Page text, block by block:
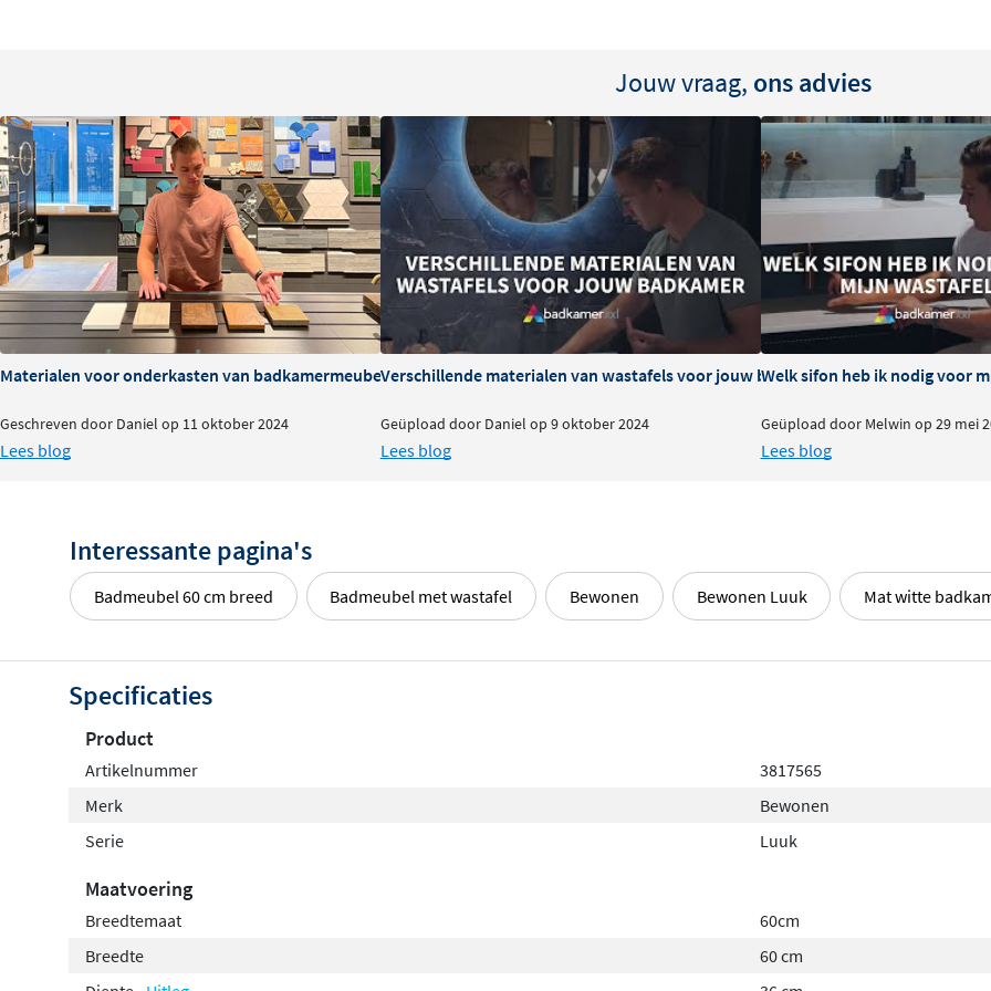
Jouw vraag, ons advies
Materialen voor onderkasten van badkamermeubels: voor- en nadelen
Geschreven door Daniel op 11 oktober 2024
Lees blog
Verschillende materialen van wastafels voor jouw badkamer
Geüpload door Daniel op 9 oktober 2024
Lees blog
Welk sifon heb ik nodig voor
Geüpload door Melwin op 29 mei
Lees blog
Interessante pagina's
Badmeubel 60 cm breed Badmeubel met wastafel Bewonen Bewonen Luuk Mat witte
Specificaties
Product
Artikelnummer
3817565
Merk
Bewonen
Serie
Luuk
Maatvoering
Breedtemaat
60cm
Breedte
60 cm